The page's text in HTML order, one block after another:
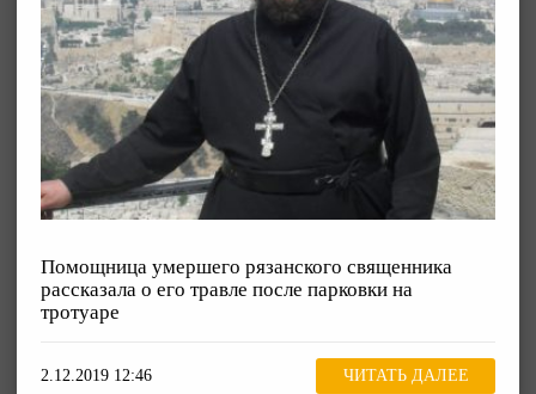
Помощница умершего рязанского священника
рассказала о его травле после парковки на
тротуаре
2.12.2019 12:46 ЧИТАТЬ ДАЛЕЕ